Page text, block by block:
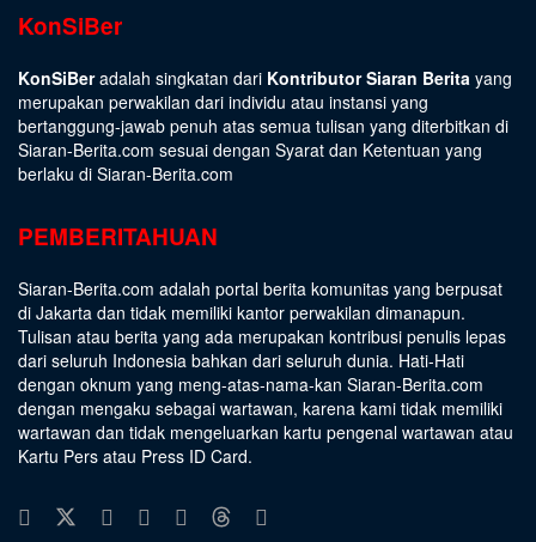
KonSiBer
KonSiBeradalah singkatan dari Kontributor Siaran Berita yang
merupakan perwakilan dari individu atau instansi yang
bertanggung-jawab penuh atas semua tulisan yang diterbitkan di
Siaran-Berita.com sesuai dengan Syarat dan Ketentuan yang
berlaku di Siaran-Berita.com
PEMBERITAHUAN
Siaran-Berita.com adalah portal berita komunitas yang berpusat
di Jakarta dan tidak memiliki kantor perwakilan dimanapun.
Tulisan atau berita yang ada merupakan kontribusi penulis lepas
dari seluruh Indonesia bahkan dari seluruh dunia. Hati-Hati
dengan oknum yang meng-atas-nama-kan Siaran-Berita.com
dengan mengaku sebagai wartawan, karena kami tidak memiliki
wartawan dan tidak mengeluarkan kartu pengenal wartawan atau
Kartu Pers atau Press ID Card.